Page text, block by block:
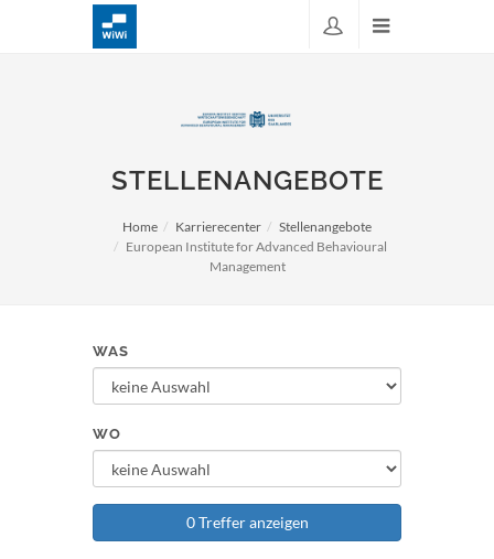
STELLENANGEBOTE
Home Karrierecenter
Stellenangebote
European Institute for Advanced Behavioural
Management
WAS
WO
0 Treffer anzeigen